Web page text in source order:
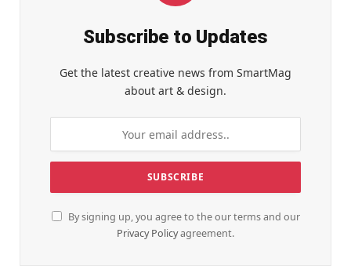
Subscribe to Updates
Get the latest creative news from SmartMag
about art & design.
By signing up, you agree to the our terms and our
Privacy Policyagreement.